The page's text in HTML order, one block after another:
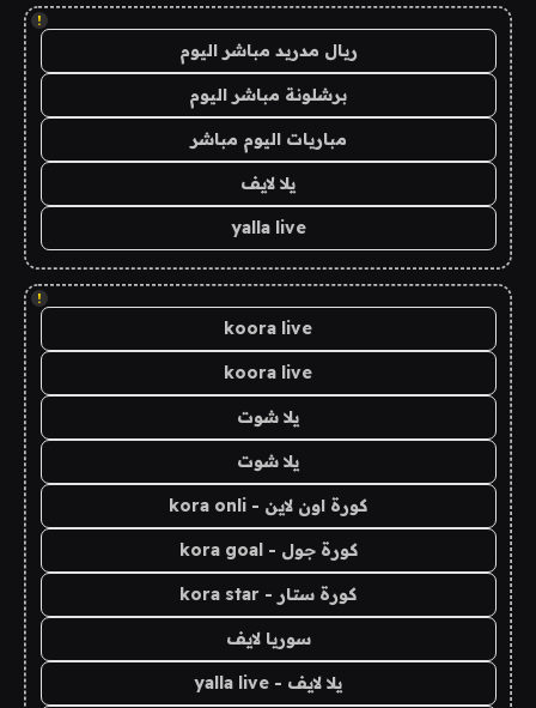
!
ريال مدريد مباشر اليوم
برشلونة مباشر اليوم
مباريات اليوم مباشر
يلا لايف
yalla live
!
koora live
koora live
يلا شوت
يلا شوت
كورة اون لاين - kora onli
كورة جول - kora goal
كورة ستار - kora star
سوريا لايف
يلا لايف - yalla live